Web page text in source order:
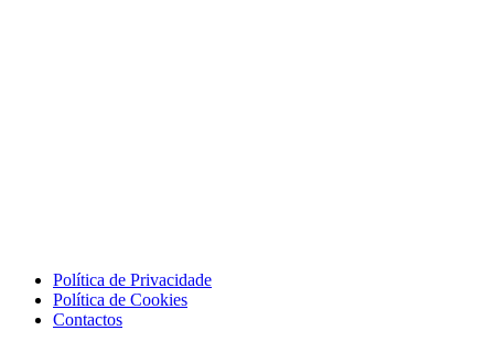
Política de Privacidade
Política de Cookies
Contactos